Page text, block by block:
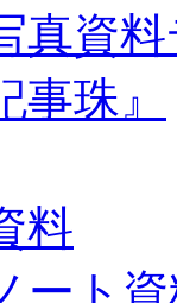
真資
珠』
料
ート